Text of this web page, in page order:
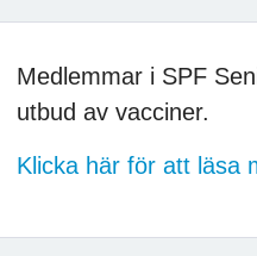
Medlemmar i SPF
utbud av vacciner.
Klicka här för att läsa